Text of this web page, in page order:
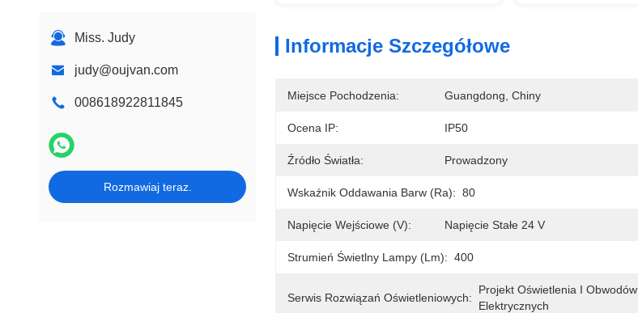
Miss. Judy
judy@oujvan.com
008618922811845
Rozmawiaj teraz.
Informacje Szczegółowe
Miejsce Pochodzenia: Guangdong, Chiny
Ocena IP: IP50
Źródło Światła: Prowadzony
Wskaźnik Oddawania Barw (Ra): 80
Napięcie Wejściowe (V): Napięcie Stałe 24 V
Strumień Świetlny Lampy (lm): 400
Serwis Rozwiązań Oświetleniowych:
Projekt Oświetlenia I Obwodów
Elektrycznych